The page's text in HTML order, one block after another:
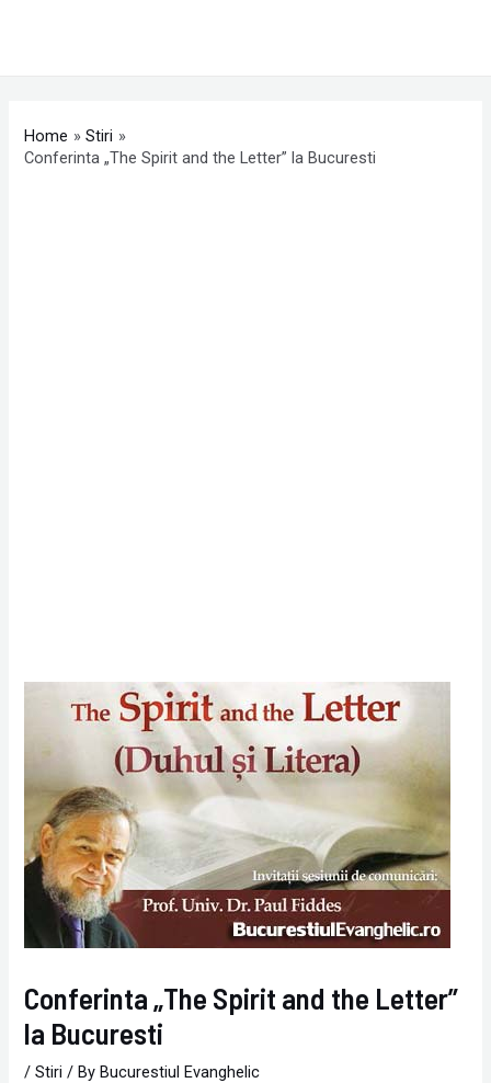
Home
Stiri
Conferinta „The Spirit and the Letter” la Bucuresti
Conferinta „The Spirit and the Letter”
la Bucuresti
/Stiri / ByBucurestiul Evanghelic